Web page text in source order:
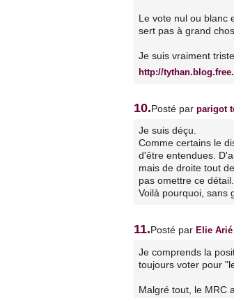
Le vote nul ou blanc
sert pas à grand
Je suis vraiment
http://
10.Posté par parigot
Je suis déçu.
Comme certains le
d'être entendues.
mais de droite tout
pas omettre ce détail.
Voilà pourquoi, sans
11.Posté par Elie Arié
Je comprends la
toujours voter pour
Malgré tout, le MRC